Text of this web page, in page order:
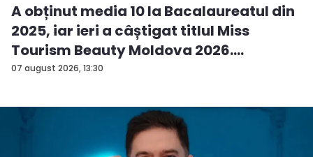
07 august 2026, 13:30
A obținut media 10 la Bacalaureatul din
2025, iar ieri a câștigat titlul Miss
Tourism Beauty Moldova 2026.
Andreea...